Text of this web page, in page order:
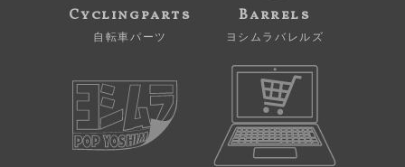
Cyclingparts
自転車パーツ
Barrels
ヨシムラバレルズ